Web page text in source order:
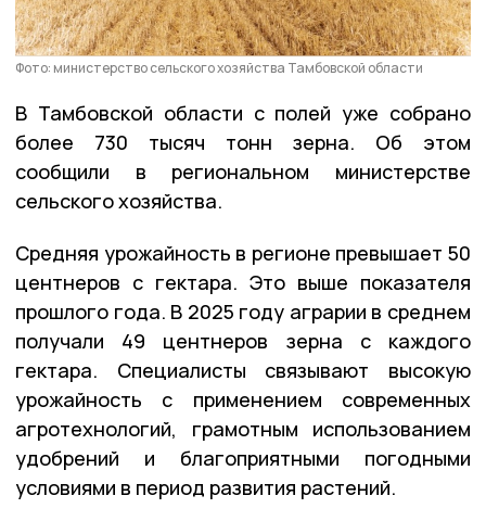
Фото: министерство сельского хозяйства Тамбовской области
В Тамбовской области с полей уже собрано
более 730 тысяч тонн зерна. Об этом
сообщили в региональном министерстве
сельского хозяйства.
Средняя урожайность в регионе превышает 50
центнеров с гектара. Это выше показателя
прошлого года. В 2025 году аграрии в среднем
получали 49 центнеров зерна с каждого
гектара. Специалисты связывают высокую
урожайность с применением современных
агротехнологий, грамотным использованием
удобрений и благоприятными погодными
условиями в период развития растений.